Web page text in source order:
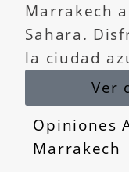
Marrakech
Sahara.
la ciudad
Ver
Opiniones
Marrakech